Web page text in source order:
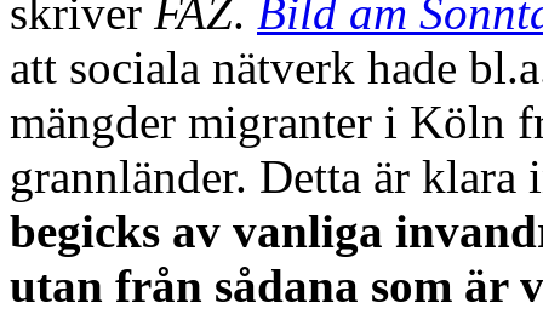
skriver FAZ. Bild am
att sociala nätverk hade
mängder migranter i Köln
grannländer. Detta är
begicks av vanliga
utan från sådana som är